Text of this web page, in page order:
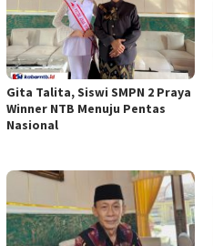
Gita Talita, Siswi SMPN 2 Praya
Winner NTB Menuju Pentas
Nasional